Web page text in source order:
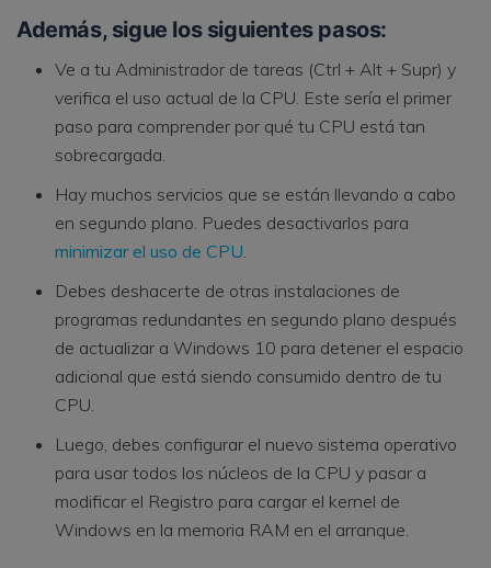
Además, sigue los siguientes pasos:
Ve a tu Administrador de tareas (Ctrl + Alt + Supr) y
verifica el uso actual de la CPU. Este sería el primer
paso para comprender por qué tu CPU está tan
sobrecargada.
Hay muchos servicios que se están llevando a cabo
en segundo plano. Puedes desactivarlos para
minimizar el uso de CPU
Debes deshacerte de otras instalaciones de
programas redundantes en segundo plano después
de actualizar a Windows 10 para detener el espacio
adicional que está siendo consumido dentro de tu
CPU.
Luego, debes configurar el nuevo sistema operativo
para usar todos los núcleos de la CPU y pasar a
modificar el Registro para cargar el kernel de
Windows en la memoria RAM en el arranque.